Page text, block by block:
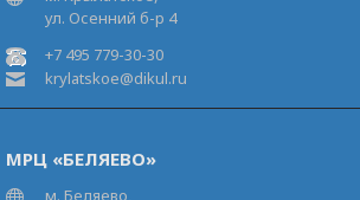
ул. Осенний б-р 4
+7 495 779-30-30
krylatskoe@dikul.ru
МРЦ «БЕЛЯЕВО»
м. Беляево,